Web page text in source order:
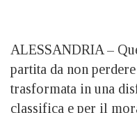
ALESSANDRIA –
partita da non
trasformata in una
classifica e per il